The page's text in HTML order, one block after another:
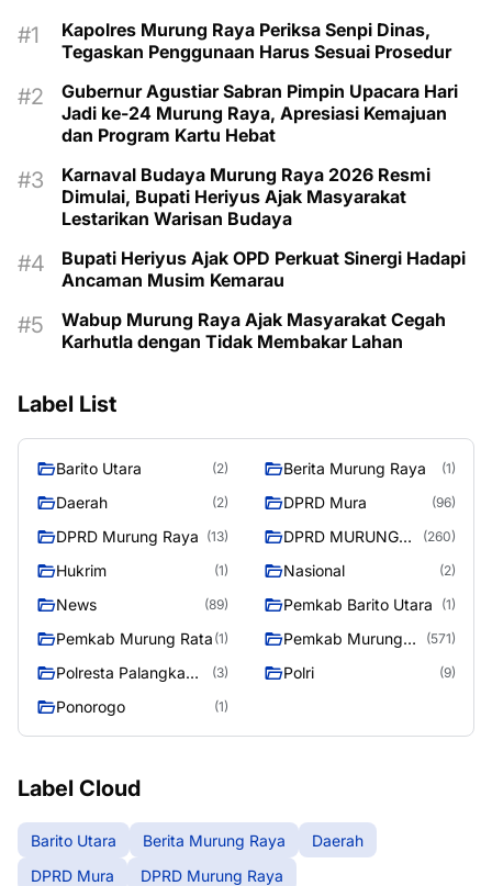
Kapolres Murung Raya Periksa Senpi Dinas,
Tegaskan Penggunaan Harus Sesuai Prosedur
Gubernur Agustiar Sabran Pimpin Upacara Hari
Jadi ke-24 Murung Raya, Apresiasi Kemajuan
dan Program Kartu Hebat
Karnaval Budaya Murung Raya 2026 Resmi
Dimulai, Bupati Heriyus Ajak Masyarakat
Lestarikan Warisan Budaya
Bupati Heriyus Ajak OPD Perkuat Sinergi Hadapi
Ancaman Musim Kemarau
Wabup Murung Raya Ajak Masyarakat Cegah
Karhutla dengan Tidak Membakar Lahan
Label List
Barito Utara (2) Berita Murung Raya (1)
Daerah (2) DPRD Mura (96)
DPRD Murung Raya (13)
DPRD MURUNG
(260)
Hukrim (1) Nasional (2)
News (89) Pemkab Barito Utara (1)
Pemkab Murung Rata (1)
Pemkab Murung
(571)
Polresta Palangka
(3) Polri (9)
Ponorogo (1)
Label Cloud
Barito Utara Berita Murung Raya
Daerah
DPRD Mura
DPRD Murung Raya